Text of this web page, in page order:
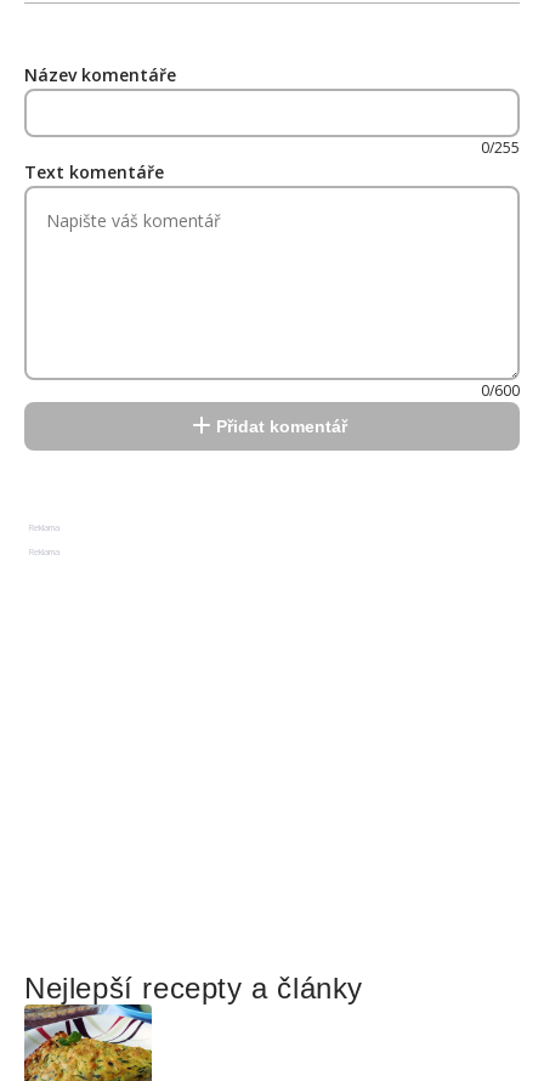
Název komentáře
0/255
Text komentáře
0/600
Přidat komentář
Reklama
Reklama
Nejlepší recepty a články